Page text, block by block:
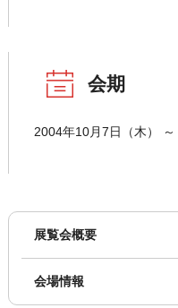
会期
2004年10月7日（木） ～
展覧会概要
会場情報